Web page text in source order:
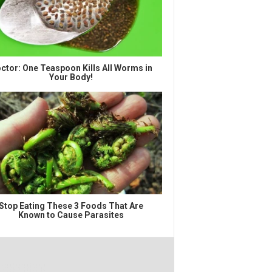
One Teaspoon Kills All Worms in
Your Body!
Eating These 3 Foods That Are
Known to Cause Parasites